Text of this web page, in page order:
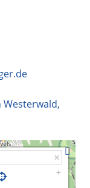
Westerwald,